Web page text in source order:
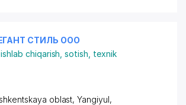
СТИЛЬ ООО
chiqarish, sotish, texnik
oblast, Yangiyul,